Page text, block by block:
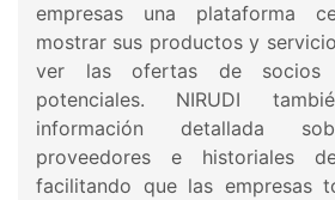
empresas una plataforma
mostrar sus productos y
ver las ofertas de socios
potenciales. NIRUDI
información detallada
proveedores e historiales
facilitando que las empresas